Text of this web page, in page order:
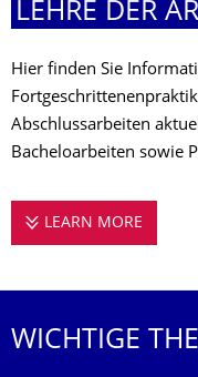
LEHRE DER
Hier finden Sie
Abschlussarbeiten
Bacheloarbeiten sowie
LEARN MORE
WICHTIGE